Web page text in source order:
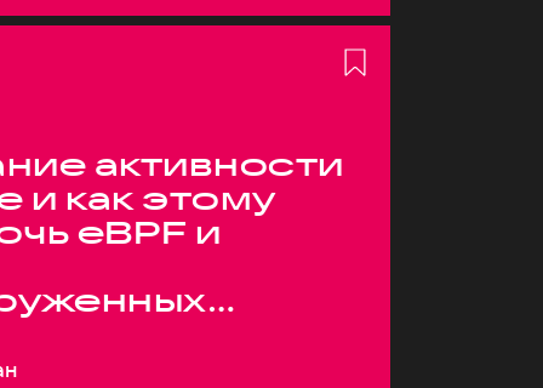
активности
и как этому
eBPF и